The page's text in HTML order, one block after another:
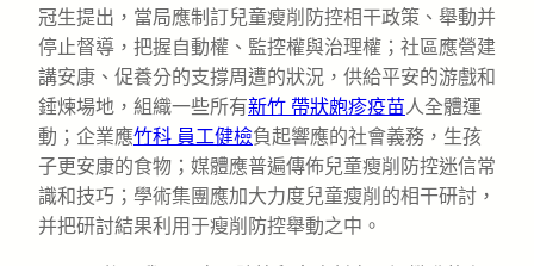
冠生提出，當局應制訂兒童瘦削防控相干政策、舉動并
停止督導，把握自動權、監控權與治理權；社區應營建
講安康、促養分的支撐周遭的狀況，供給平安的游戲和
錘煉場地，組織一些所有新竹 帶狀皰疹疫苗人全體運
動；企業應竹科 員工健檢負起響應的社會義務，生孩
子更安康的食物；媒體應普遍傳佈兒童瘦削防控迷信常
識和技巧；學術集團應加大力度兒童瘦削的相干研討，
并把研討結果利用于瘦削防控舉動之中。